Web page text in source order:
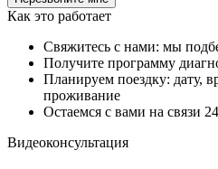
Как это работает
Свяжитесь с нами: мы
Получите программу
Планируем поездку: дату,
проживание
Остаемся с вами на связи
Видеоконсультация